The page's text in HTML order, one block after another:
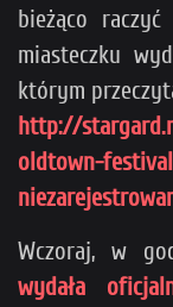
bieżąco
miasteczku
którym
http://
oldtown-
Wczoraj, w
wydała